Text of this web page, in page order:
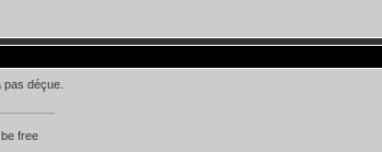
déçue.
free